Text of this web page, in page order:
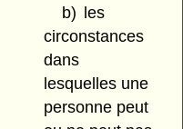
b)
les
circonstances
dans
lesquelles une
personne peut